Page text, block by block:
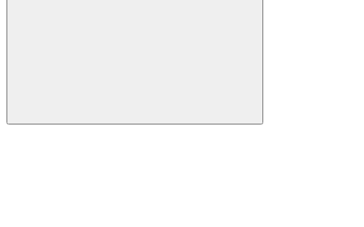
Buscar